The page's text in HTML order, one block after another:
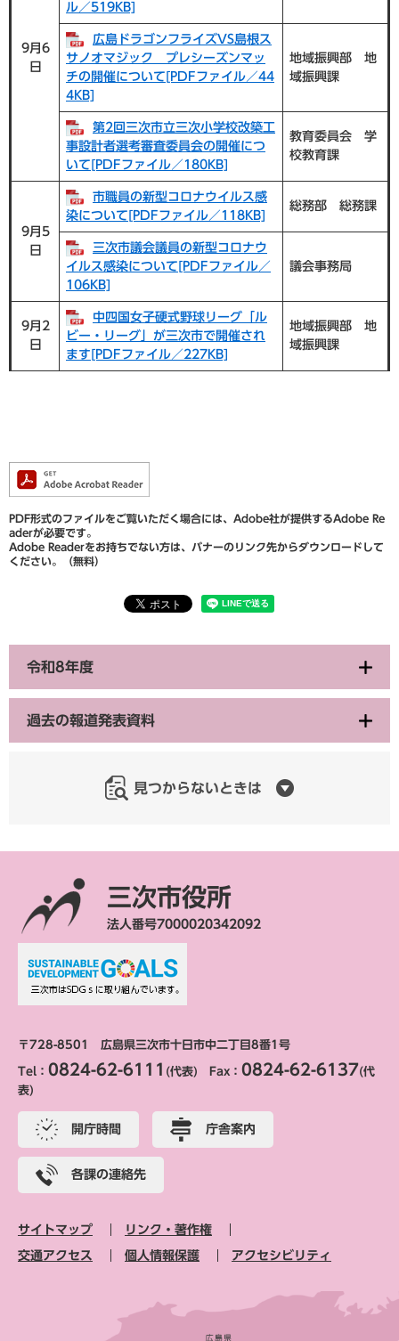
9月6
日
ル／519KB]
広島ドラゴンフライズVS島根ス
サノオマジック プレシーズンマッ
チの開催について[PDFファイル／44
4KB]
地域振興部 地
域振興課
第2回三次市立三次小学校改築工
事設計者選考審査委員会の開催につ
いて[PDFファイル／180KB]
教育委員会 学
校教育課
9月5
日
市職員の新型コロナウイルス感
染について[PDFファイル／118KB]
総務部 総務課
三次市議会議員の新型コロナウ
イルス感染について[PDFファイル／
106KB]
議会事務局
9月2
日
中四国女子硬式野球リーグ「ル
ビー・リーグ」が三次市で開催され
ます[PDFファイル／227KB]
地域振興部 地
域振興課
PDF形式のファイルをご覧いただく場合には、Adobe社が提供するAdobe Re
aderが必要です。
Adobe Readerをお持ちでない方は、バナーのリンク先からダウンロードして
ください。（無料）
令和8年度
過去の報道発表資料
見つからないときは
三次市役所
法人番号7000020342092
〒728-8501 広島県三次市十日市中二丁目8番1号
Tel： 0824-62-6111 (代表) Fax： 0824-62-6137(代
表)
開庁時間 庁舎案内
各課の連絡先
サイトマップ リンク・著作権
交通アクセス 個人情報保護 アクセシビリティ